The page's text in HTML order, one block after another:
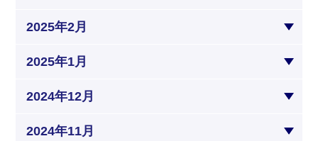
2025年2月
2025年1月
2024年12月
2024年11月